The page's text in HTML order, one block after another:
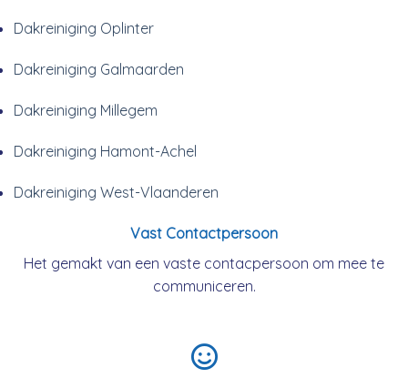
Dakreiniging Oplinter
Dakreiniging Galmaarden
Dakreiniging Millegem
Dakreiniging Hamont-Achel
Dakreiniging West-Vlaanderen
Vast Contactpersoon
Het gemakt van een vaste contacpersoon om mee te
communiceren.